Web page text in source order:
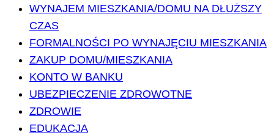
WYNAJEM MIESZKANIA/DOMU NA DŁUŻSZY
CZAS
FORMALNOŚCI PO WYNAJĘCIU MIESZKANIA
ZAKUP DOMU/MIESZKANIA
KONTO W BANKU
UBEZPIECZENIE ZDROWOTNE
ZDROWIE
EDUKACJA